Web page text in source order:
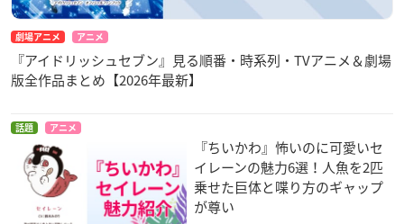
劇場アニメ アニメ
『アイドリッシュセブン』見る順番・時系列・TVアニメ＆劇場
版全作品まとめ【2026年最新】
話題 アニメ
『ちいかわ』怖いのに可愛いセ
イレーンの魅力6選！人魚を2匹
乗せた巨体と喋り方のギャップ
が尊い